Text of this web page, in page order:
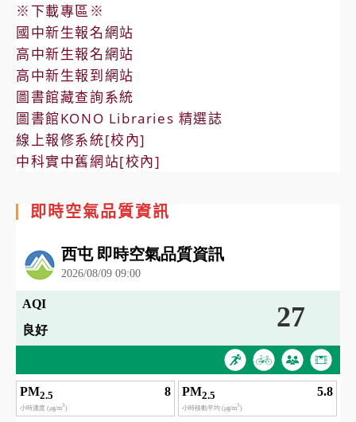
※下載專區※
國中新生報名網站
高中新生報名網站
高中新生報到網站
圖書館藏查詢系統
圖書館KONO Libraries 精選誌
線上報修系統[校內]
中科實中舊網站[校內]
即時空氣品質資訊